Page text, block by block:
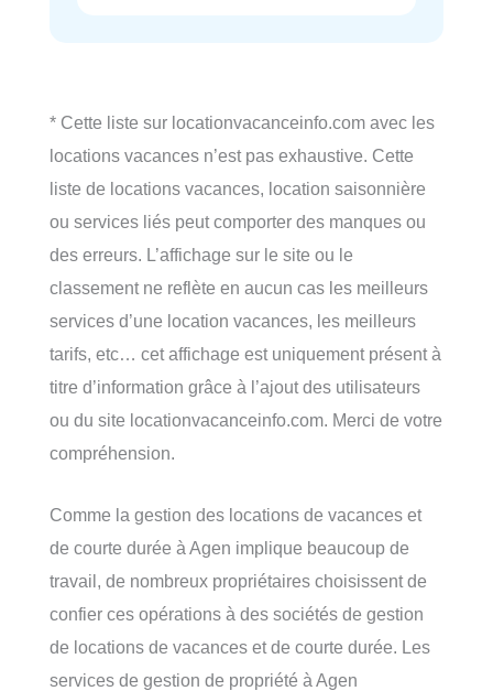
* Cette liste sur locationvacanceinfo.com avec les
locations vacances n’est pas exhaustive. Cette
liste de locations vacances, location saisonnière
ou services liés peut comporter des manques ou
des erreurs. L’affichage sur le site ou le
classement ne reflète en aucun cas les meilleurs
services d’une location vacances, les meilleurs
tarifs, etc… cet affichage est uniquement présent à
titre d’information grâce à l’ajout des utilisateurs
ou du site locationvacanceinfo.com. Merci de votre
compréhension.
Comme la gestion des locations de vacances et
de courte durée à Agen implique beaucoup de
travail, de nombreux propriétaires choisissent de
confier ces opérations à des sociétés de gestion
de locations de vacances et de courte durée. Les
services de gestion de propriété à Agen